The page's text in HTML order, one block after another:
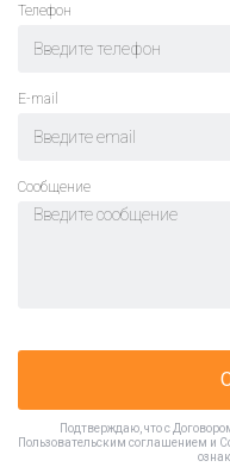
Телефон
E-mail
Cообщение
Подтверждаю, что с
Пользовательским соглашением и